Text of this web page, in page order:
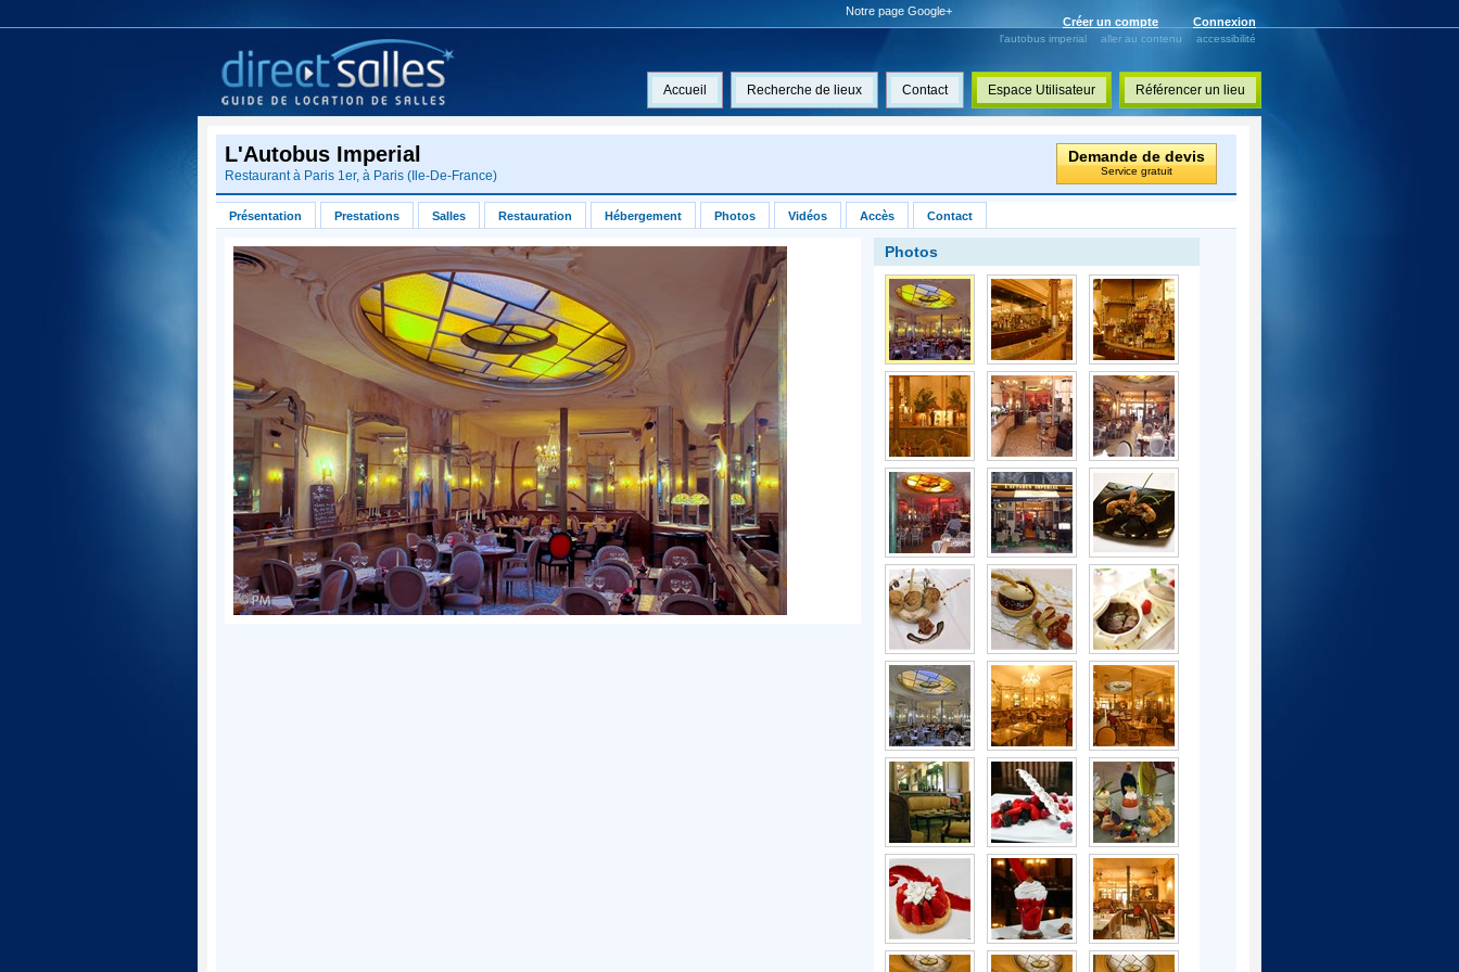
Notre page Google+
Créer un compte
Connexion
l'autobus imperial aller au contenu accessibilité
Accueil Recherche de lieux Contact Espace Utilisateur Référencer un lieu
L'Autobus Imperial
Restaurant à Paris 1er, à Paris ( Ile-De-France)
Demande de devis
Service gratuit
Présentation Prestations Salles Restauration Hébergement Photos Vidéos Accès Contact
Photos